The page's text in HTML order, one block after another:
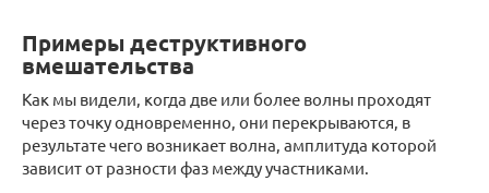
Примеры деструктивного
вмешательства
Как мы видели, когда две или более волны проходят
через точку одновременно, они перекрываются, в
результате чего возникает волна, амплитуда которой
зависит от разности фаз между участниками.